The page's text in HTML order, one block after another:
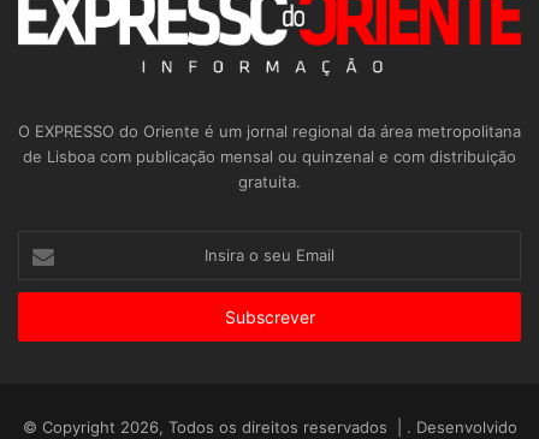
O EXPRESSO do Oriente é um jornal regional da área metropolitana
de Lisboa com publicação mensal ou quinzenal e com distribuição
gratuita.
seu
© Copyright 2026, Todos os direitos reservados | . Desenvolvido